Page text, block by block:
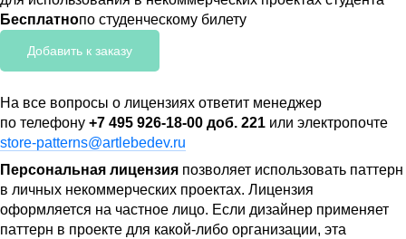
Бесплатнопо студенческому билету
Добавить к заказу
На все вопросы о лицензиях ответит менеджер
по телефону +7 495 926-18-00 доб. 221 или электропочте
store-patterns@artlebedev.ru
Персональная лицензия позволяет использовать паттерн
в личных некоммерческих проектах. Лицензия
оформляется на частное лицо. Если дизайнер применяет
паттерн в проекте для какой-либо организации, эта